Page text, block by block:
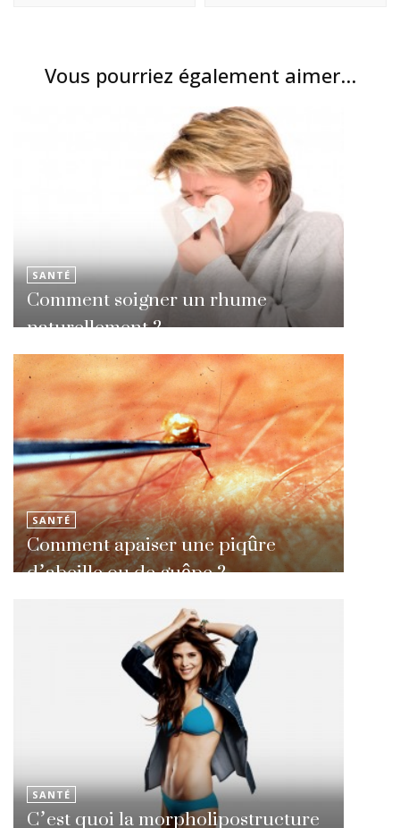
Vous pourriez également aimer...
SANTÉ
Comment soigner un rhume
naturellement ?
SANTÉ
Comment apaiser une piqûre
d’abeille ou de guêpe ?
SANTÉ